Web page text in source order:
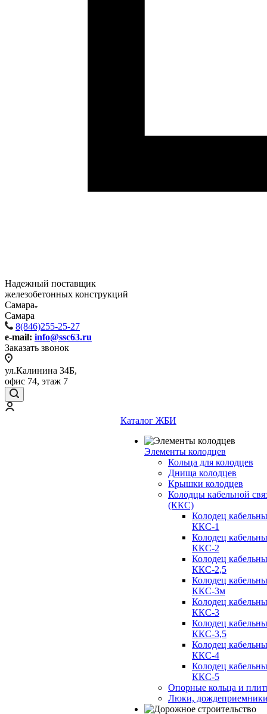
Надежный поставщик
железобетонных конструкций
Самара
Самара
8(846)255-25-27
e-mail: info@ssc63.ru
Заказать звонок
ул.Калинина 34Б,
офис 74, этаж 7
Каталог ЖБИ
Элементы колодцев
Кольца для колодцев
Днища колодцев
Крышки колодцев
Колодцы кабельной
(ККС)
Колодец
ККС-1
Колодец
ККС-2
Колодец
ККС-2,5
Колодец
ККС-3м
Колодец
ККС-3
Колодец
ККС-3,5
Колодец
ККС-4
Колодец
ККС-5
Опорные кольца и
Люки,